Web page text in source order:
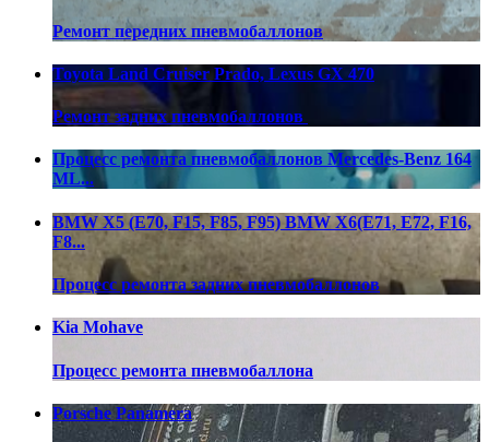
Ремонт передних пневмобаллонов
Toyota Land Cruiser Prado, Lexus GX 470
Ремонт задних пневмобаллонов
Процесс ремонта пневмобаллонов Mercedes-Benz 164
ML...
BMW X5 (E70, F15, F85, F95) BMW X6(E71, E72, F16,
F8...
Процесс ремонта задних пневмобаллонов
Kia Mohave
Процесс ремонта пневмобаллона
Porsche Panamera